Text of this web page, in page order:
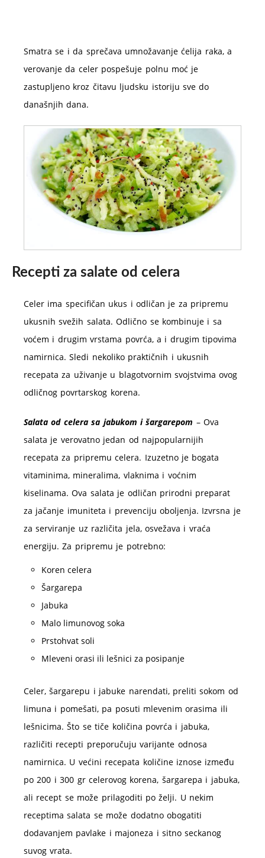
Smatra se i da sprečava umnožavanje ćelija raka, a
verovanje da celer pospešuje polnu moć je
zastupljeno kroz čitavu ljudsku istoriju sve do
današnjih dana.
Recepti za salate od celera
Celer ima specifičan ukus i odličan je za pripremu
ukusnih svežih salata. Odlično se kombinuje i sa
voćem i drugim vrstama povrća, a i drugim tipovima
namirnica. Sledi nekoliko praktičnih i ukusnih
recepata za uživanje u blagotvornim svojstvima ovog
odličnog povrtarskog korena.
Salata od celera sa jabukom i šargarepom – Ova
salata je verovatno jedan od najpopularnijih
recepata za pripremu celera. Izuzetno je bogata
vitaminima, mineralima, vlaknima i voćnim
kiselinama. Ova salata je odličan prirodni preparat
za jačanje imuniteta i prevenciju oboljenja. Izvrsna je
za serviranje uz različita jela, osvežava i vraća
energiju. Za pripremu je potrebno:
Koren celera
Šargarepa
Jabuka
Malo limunovog soka
Prstohvat soli
Mleveni orasi ili lešnici za posipanje
Celer, šargarepu i jabuke narendati, preliti sokom od
limuna i pomešati, pa posuti mlevenim orasima ili
lešnicima. Što se tiče količina povrća i jabuka,
različiti recepti preporučuju varijante odnosa
namirnica. U većini recepata količine iznose između
po 200 i 300 gr celerovog korena, šargarepa i jabuka,
ali recept se može prilagoditi po želji. U nekim
receptima salata se može dodatno obogatiti
dodavanjem pavlake i majoneza i sitno seckanog
suvog vrata.